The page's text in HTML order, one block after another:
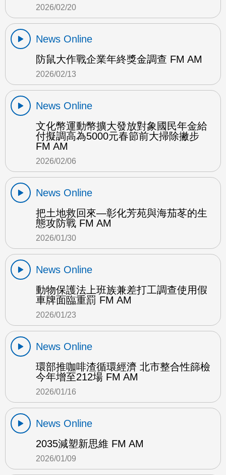
2026/02/20
News Online
防鼠大作戰企業年終獎金調查 FM AM
2026/02/13
News Online
文化幣運動幣擴大發放對象國民年金給
付擬調高為5000元春節前大掃除撇步
FM AM
2026/02/06
News Online
把土地救回來—彰化芳苑與海茄苳的生
態攻防戰 FM AM
2026/01/30
News Online
動物保護法上班族兼差打工調查使用假
車牌面臨重罰 FM AM
2026/01/23
News Online
環部推咖啡渣循環經濟 北市整合性篩檢
今年增至212場 FM AM
2026/01/16
News Online
2035減塑新思維 FM AM
2026/01/09